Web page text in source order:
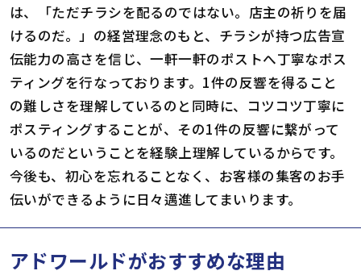
は、「ただチラシを配るのではない。店主の祈りを届
けるのだ。」の経営理念のもと、チラシが持つ広告宣
伝能力の高さを信じ、一軒一軒のポストへ丁寧なポス
ティングを行なっております。1件の反響を得ること
の難しさを理解しているのと同時に、コツコツ丁寧に
ポスティングすることが、その1件の反響に繋がって
いるのだということを経験上理解しているからです。
今後も、初心を忘れることなく、お客様の集客のお手
伝いができるように日々邁進してまいります。
アドワールドがおすすめな理由